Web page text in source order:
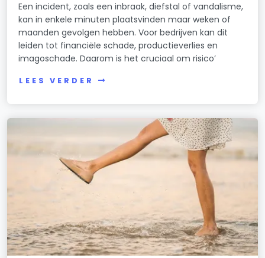
Een incident, zoals een inbraak, diefstal of vandalisme,
kan in enkele minuten plaatsvinden maar weken of
maanden gevolgen hebben. Voor bedrijven kan dit
leiden tot financiële schade, productieverlies en
imagoschade. Daarom is het cruciaal om risico’
LEES VERDER